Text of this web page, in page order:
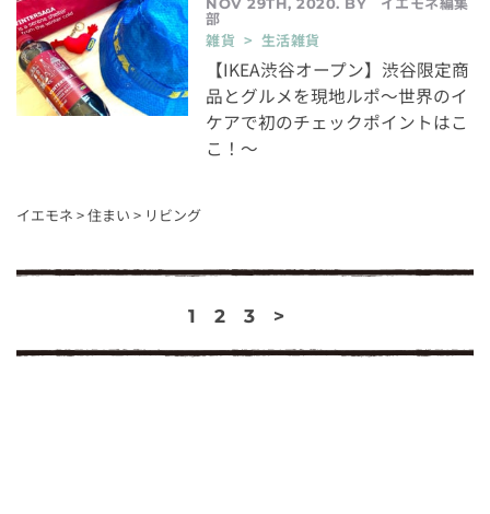
部
雑貨 > 生活雑貨
【IKEA渋谷オープン】渋谷限定商
品とグルメを現地ルポ〜世界のイ
ケアで初のチェックポイントはこ
こ！〜
イエモネ >住まい > リビング
1 2 3 >